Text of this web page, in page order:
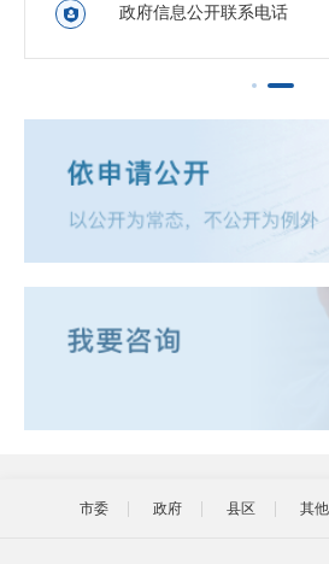
 政府信息公开联系电话
市委 政府 县区 其